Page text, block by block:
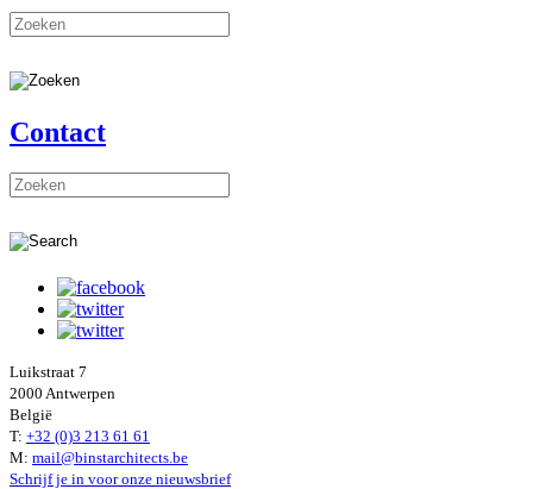
Contact
Luikstraat 7
2000 Antwerpen
België
T: +32 (0)3 213 61 61
M: mail@binstarchitects.be
Schrijf je in voor onze nieuwsbrief